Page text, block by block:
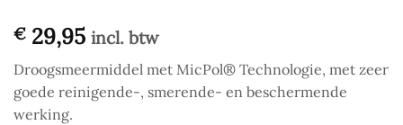
€ 29,95 incl. btw
Droogsmeermiddel met MicPol® Technologie, met zeer
goede reinigende-, smerende- en beschermende
werking.